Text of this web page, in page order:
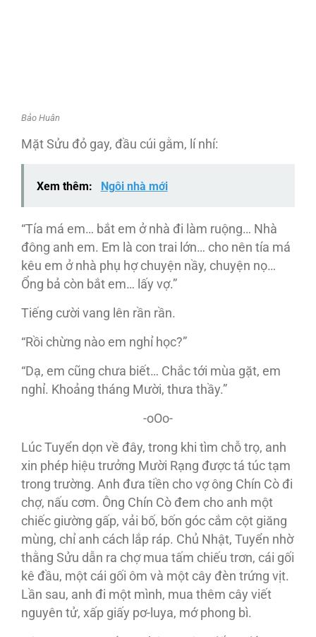
Bảo Huân
Mặt Sửu đỏ gay, đầu cúi gằm, lí nhí:
Xem thêm: Ngôi nhà mới
“Tía má em… bắt em ở nhà đi làm ruộng… Nhà
đông anh em. Em là con trai lớn… cho nên tía má
kêu em ở nhà phụ hợ chuyện nầy, chuyện nọ…
Ổng bả còn bắt em… lấy vợ.”
Tiếng cười vang lên rần rần.
“Rồi chừng nào em nghỉ học?”
“Dạ, em cũng chưa biết… Chắc tới mùa gặt, em
nghỉ. Khoảng tháng Mười, thưa thầy.”
-oOo-
Lúc Tuyển dọn về đây, trong khi tìm chỗ trọ, anh
xin phép hiệu trưởng Mười Rạng được tá túc tạm
trong trường. Anh đưa tiền cho vợ ông Chín Cò đi
chợ, nấu cơm. Ông Chín Cò đem cho anh một
chiếc giường gấp, vải bố, bốn góc cắm cột giăng
mùng, chỉ anh cách lắp ráp. Chủ Nhật, Tuyển nhờ
thằng Sửu dẫn ra chợ mua tấm chiếu trơn, cái gối
kê đầu, một cái gối ôm và một cây đèn trứng vịt.
Lần sau, anh đi một mình, mua thêm cây viết
nguyên tử, xấp giấy pơ-luya, mớ phong bì.